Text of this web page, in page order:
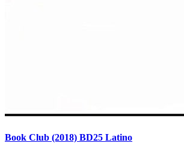
Book Club (2018) BD25 Latino